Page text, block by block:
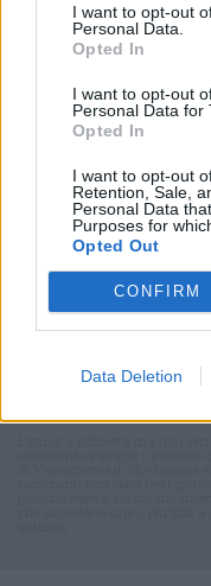
I want to opt-out
Personal Data.
Opted In
I want to opt-out
Personal Data for
Opted In
I want to opt-out
Retention, Sale,
Personal Data
Purposes for
Opted Out
CONFIRM
Data Deletion
Il
Accedio